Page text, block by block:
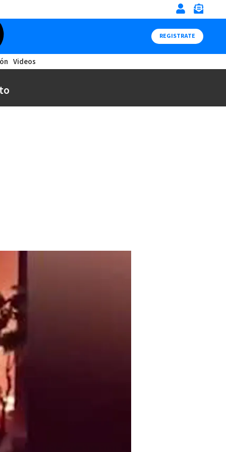
REGISTRATE
Videos